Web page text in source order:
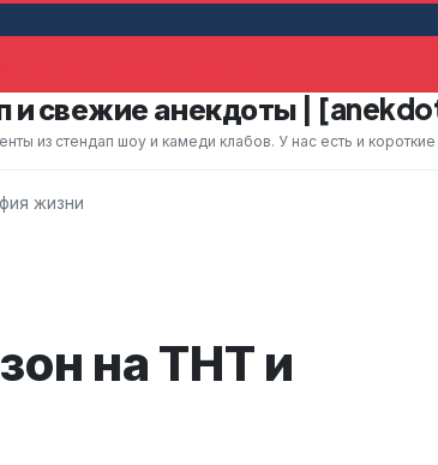
помахала ему рук
и свежие анекдоты |
стендап шоу и камеди клабов. У нас есть и
жизни
на ТНТ и